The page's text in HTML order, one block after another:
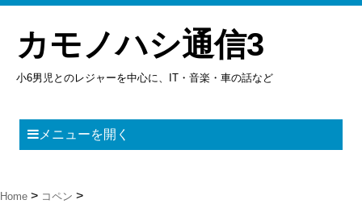
カモノハシ通信3
小6男児とのレジャーを中心に、IT・音楽・車の話など
メニューを開く
Home コペン